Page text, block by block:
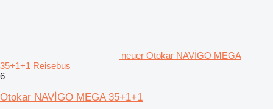
neuer Otokar NAVİGO MEGA
35+1+1 Reisebus
6
Otokar NAVİGO MEGA 35+1+1